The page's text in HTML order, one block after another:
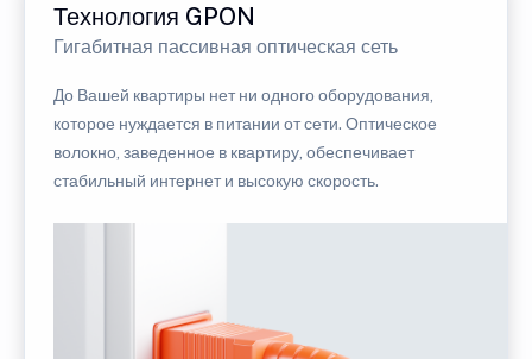
Технология GPON
Гигабитная пассивная оптическая сеть
До Вашей квартиры нет ни одного оборудования,
которое нуждается в питании от сети. Оптическое
волокно, заведенное в квартиру, обеспечивает
стабильный интернет и высокую скорость.